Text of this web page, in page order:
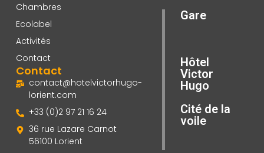
Chambres
Ecolabel
Activités
Contact
Contact
contact@hotelvictorhugo-
lorient.com
+33 (0)2 97 21 16 24
36 rue Lazare Carnot
56100 Lorient
Gare
Hôtel
Victor
Hugo
Cité de la
voile